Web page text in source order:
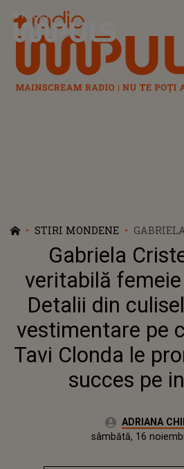
Radio Impuls
STIRI MONDENE
AFACERI.
CARE
LE
Gabriela
veritabilă
Detalii din
vestimentare pe
Tavi Clonda le
succes pe
Autor:ADRIANA
joi, 16 noiembrie 2023Actualizat:
sâmbătă, 16